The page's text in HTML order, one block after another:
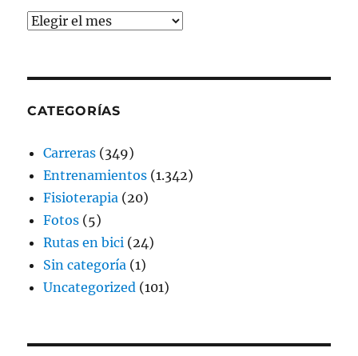
Archivos
CATEGORÍAS
Carreras (349)
Entrenamientos (1.342)
Fisioterapia (20)
Fotos (5)
Rutas en bici (24)
Sin categoría (1)
Uncategorized (101)